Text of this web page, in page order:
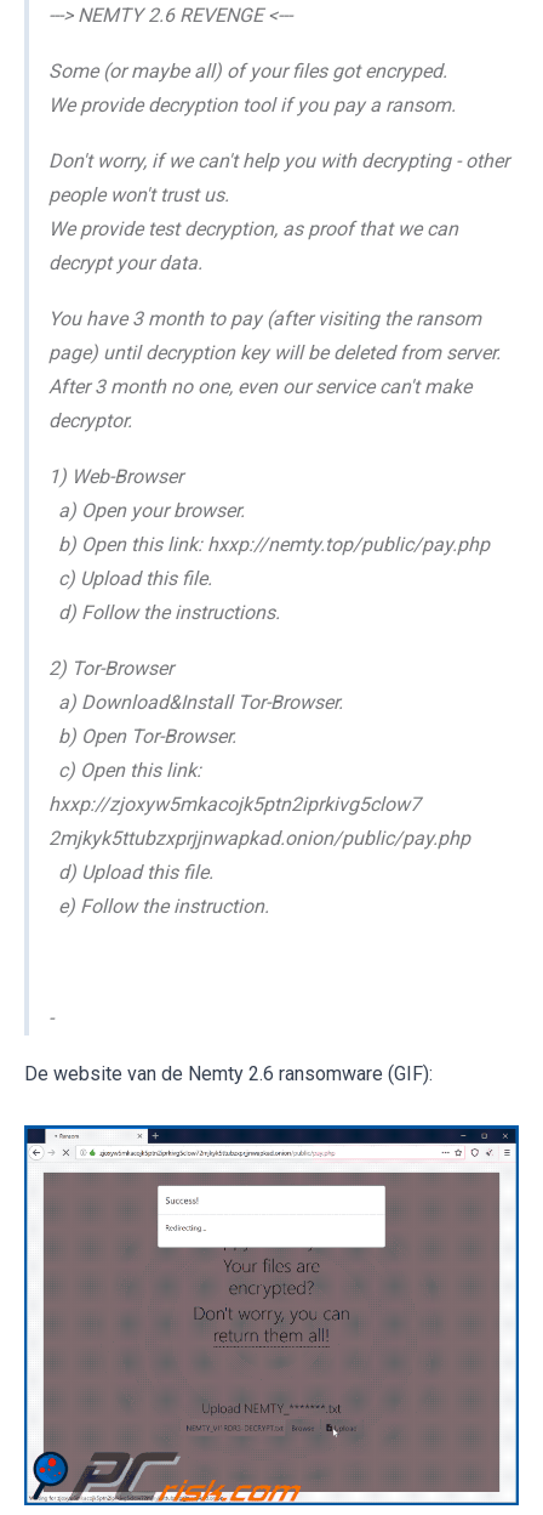
---> NEMTY 2.6 REVENGE <---
Some (or maybe all) of your files got encryped.
We provide decryption tool if you pay a ransom.
Don't worry, if we can't help you with decrypting - other
people won't trust us.
We provide test decryption, as proof that we can
decrypt your data.
You have 3 month to pay (after visiting the ransom
page) until decryption key will be deleted from server.
After 3 month no one, even our service can't make
decryptor.
1) Web-Browser
a) Open your browser.
b) Open this link: hxxp://nemty.top/public/pay.php
c) Upload this file.
d) Follow the instructions.
2) Tor-Browser
a) Download&Install Tor-Browser.
b) Open Tor-Browser.
c) Open this link:
hxxp://zjoxyw5mkacojk5ptn2iprkivg5clow7
2mjkyk5ttubzxprjjnwapkad.onion/public/pay.php
d) Upload this file.
e) Follow the instruction.
-
De website van de Nemty 2.6 ransomware (GIF):